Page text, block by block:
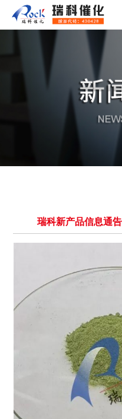
瑞科新产品信息通